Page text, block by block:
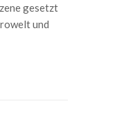
gesetzt
und